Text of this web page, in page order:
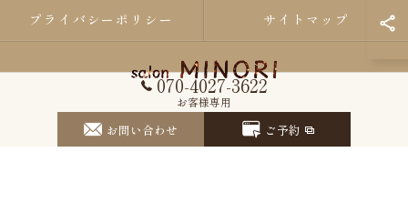
070-4027-3622
お客様専用
お問い合わせ ご予約
プライバシーポリシー サイトマップ
© 2026 和歌山県紀の川市のエステならsalon MINORI ALL RIGHTS
RESERVED.